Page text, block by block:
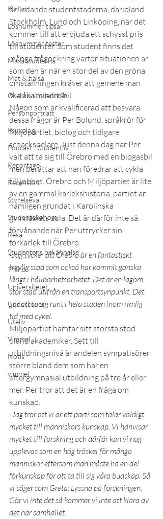
Kultur
Lösnummer tipsar
Lösnummer testar
Maxa studierna
Mat & hälsa
Örebro studentkår
Personporträtt
Psykologi
Podcast - Studentliv
Reportage
Recension
Styrelseval
Studentekonomi
Resa
Studentens bekännelse
Trend
Universitetet
Undercover
Uteliv
Vimmel
Notis
vimmel
de ledande studentstäderna, däribland
Stockholm, Lund och Linköping, när det
kommer till att erbjuda ett schysst pris
till studenter. Som student finns det
många frågor kring varför situationen är
som den är när en stor del av den gröna
omställningen kräver att gemene man
ska åka mindre bil.
Någon som är kvalificerad att besvara
dessa frågor är Per Bolund, språkrör för
Miljöpartiet, biolog och tidigare
schackspelare. Just denna dag har Per
valt att ta sig till Örebro med en biogasbil
men berättar att han föredrar att cykla
till jobbet. Örebro och Miljöpartiet är lite
av en gammal kärlekshistoria, partiet är
nämligen grundat i Karolinska
gymnasiets aula. Det är därför inte så
förvånande när Per uttrycker sin
förkärlek till Örebro.
-Jag tycker att Örebro är en fantastiskt
trevlig stad som också har kommit ganska
långt i hållbarhetsarbetet. Det är en lagom
stor stad utifrån en transportsynpunkt. Det
går att ta sig runt i hela staden inom rimlig
tid med cykel.
Miljöpartiet hämtar sitt största stöd
bland akademiker. Sett till
utbildningsnivå är andelen sympatisörer
större bland dem som har en
eftergymnasial utbildning på tre år eller
mer. Per tror att det är en fråga om
kunskap.
-Jag tror att vi är ett parti som talar väldigt
mycket till människors kunskap. Vi hänvisar
mycket till forskning och därför kan vi nog
upplevas som en hög tröskel för många
människor eftersom man måste ha en del
förkunskap för att ta till sig våra budskap. Så
vi säger som Greta: Lyssna på forskningen.
Gör vi inte det så kommer vi inte att klara av
det här samhället.